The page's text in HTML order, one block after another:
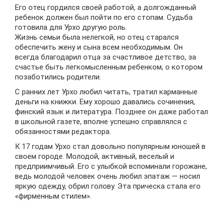
Его отец гордился своей работой, а долгожданный
ребенок должен был пойти по его стопам. Судьба
готовила для Урхо другую роль.
Жизнь семьи была нелегкой, но отец старался
обеспечить жену и сына всем необходимым. Он
всегда благодарил отца за счастливое детство, за
счастье быть легкомысленным ребенком, о котором
позаботились родители.
С ранних лет Урхо любил читать, тратил карманные
деньги на книжки. Ему хорошо давались сочинения,
финский язык и литература. Позднее он даже работал
в школьной газете, вполне успешно справлялся с
обязанностями редактора.
К 17 годам Урхо стал довольно популярным юношей в
своем городе. Молодой, активный, веселый и
предприимчивый. Его с улыбкой вспоминали горожане,
ведь молодой человек очень любил эпатаж — носил
яркую одежду, обрил голову. Эта прическа стала его
«фирменным стилем».